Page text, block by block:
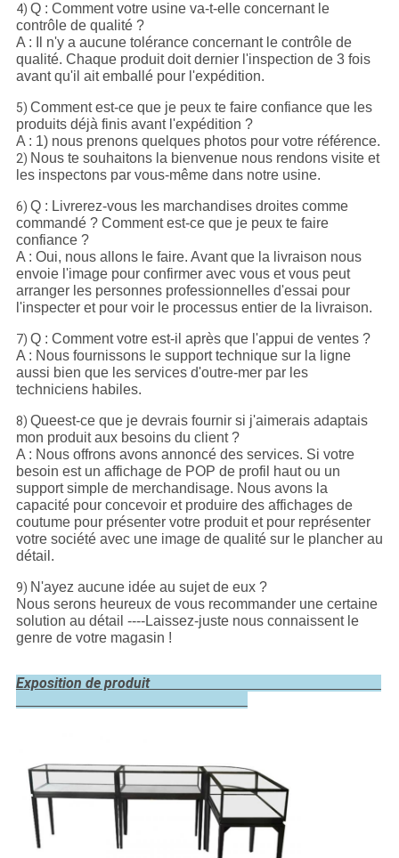
4) Q : Comment votre usine va-t-elle concernant le
contrôle de qualité ?
A : Il n'y a aucune tolérance concernant le contrôle de
qualité. Chaque produit doit dernier l'inspection de 3 fois
avant qu'il ait emballé pour l'expédition.
5) Comment est-ce que je peux te faire confiance que les
produits déjà finis avant l'expédition ?
A : 1) nous prenons quelques photos pour votre référence.
2) Nous te souhaitons la bienvenue nous rendons visite et
les inspectons par vous-même dans notre usine.
6) Q : Livrerez-vous les marchandises droites comme
commandé ? Comment est-ce que je peux te faire
confiance ?
A : Oui, nous allons le faire. Avant que la livraison nous
envoie l'image pour confirmer avec vous et vous peut
arranger les personnes professionnelles d'essai pour
l'inspecter et pour voir le processus entier de la livraison.
7) Q : Comment votre est-il après que l'appui de ventes ?
A : Nous fournissons le support technique sur la ligne
aussi bien que les services d'outre-mer par les
techniciens habiles.
8) Queest-ce que je devrais fournir si j'aimerais adaptais
mon produit aux besoins du client ?
A : Nous offrons avons annoncé des services. Si votre
besoin est un affichage de POP de profil haut ou un
support simple de merchandisage. Nous avons la
capacité pour concevoir et produire des affichages de
coutume pour présenter votre produit et pour représenter
votre société avec une image de qualité sur le plancher au
détail.
9) N'ayez aucune idée au sujet de eux ?
Nous serons heureux de vous recommander une certaine
solution au détail ----Laissez-juste nous connaissent le
genre de votre magasin !
Exposition de produit